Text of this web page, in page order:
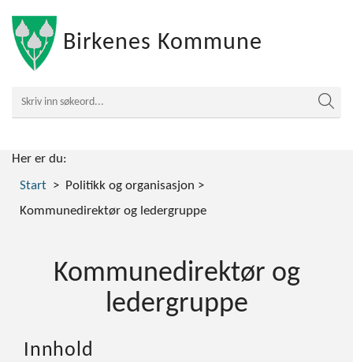
Birkenes Kommune
Her er du:
Start
Politikk og organisasjon
Kommunedirektør og ledergruppe
Kommunedirektør og
ledergruppe
Innhold